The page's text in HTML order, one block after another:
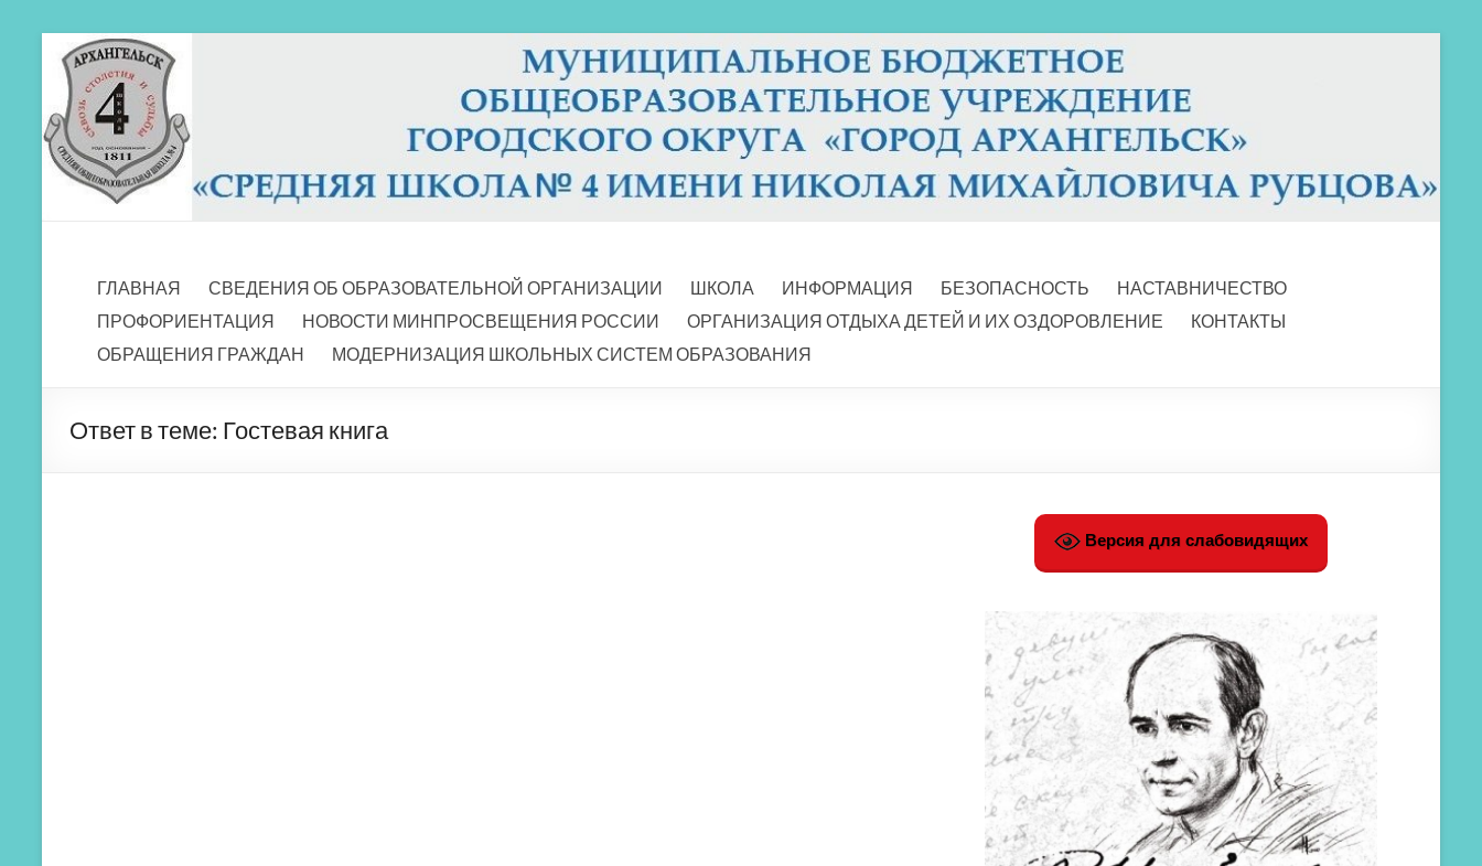
Перейти
содержимому
МБОУ СШ 4
ГЛАВНАЯ
СВЕДЕНИЯ ОБ ОБРАЗОВАТЕЛЬНОЙ ОРГАНИЗАЦИИ ШКОЛА ИНФОРМАЦИЯ БЕЗОПАСНОСТЬ
НАСТАВНИЧЕСТВО
ПРОФОРИЕНТАЦИЯ
НОВОСТИ МИНПРОСВЕЩЕНИЯ РОССИИ ОРГАНИЗАЦИЯ ОТДЫХА ДЕТЕЙ И ИХ ОЗДОРОВЛЕНИЕ
КОНТАКТЫ
ОБРАЩЕНИЯ ГРАЖДАН
МОДЕРНИЗАЦИЯ ШКОЛЬНЫХ СИСТЕМ ОБРАЗОВАНИЯ
Ответ в теме: Гостевая книга
Версия для слабовидящих